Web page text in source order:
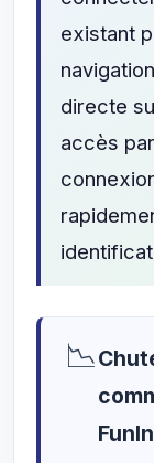
existant
directe
accès
📉